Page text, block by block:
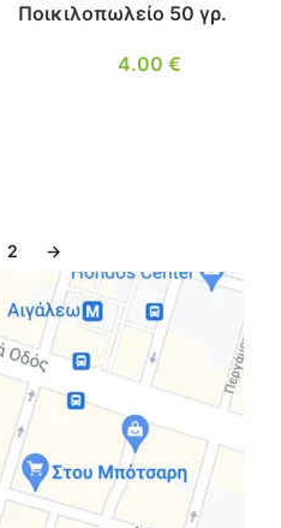
Ποικιλοπωλείο 50 γρ.
4.00 €
2 →